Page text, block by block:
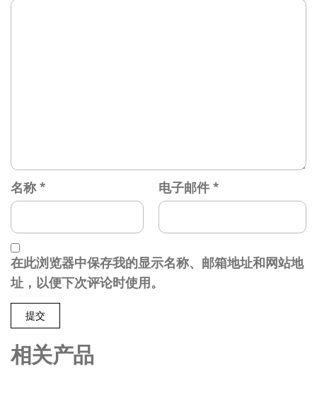
名称 * 电子邮件 *
在此浏览器中保存我的显示名称、邮箱地址和网站地
址，以便下次评论时使用。
相关产品